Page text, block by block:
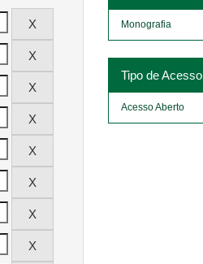
Monografia
Tipo de Acesso
Acesso Aberto